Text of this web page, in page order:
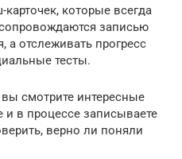
которые всегда
записью
а отслеживать прогресс
тесты.
смотрите интересные
в процессе записываете
верно ли поняли